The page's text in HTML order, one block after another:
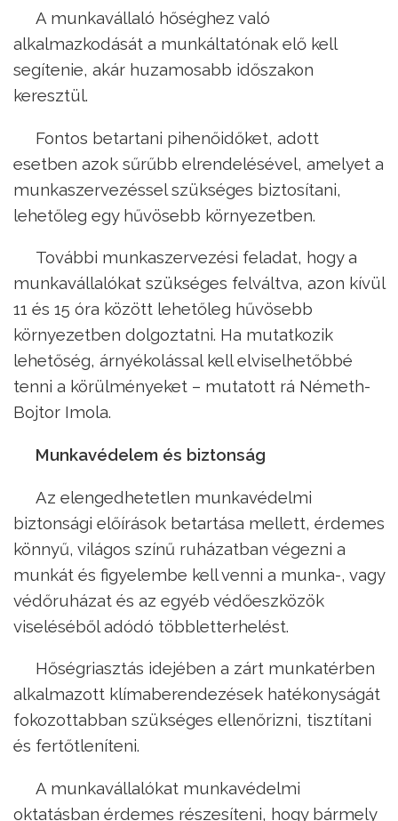
A munkavállaló hőséghez való
alkalmazkodását a munkáltatónak elő kell
segítenie, akár huzamosabb időszakon
keresztül.
Fontos betartani pihenőidőket, adott
esetben azok sűrűbb elrendelésével, amelyet a
munkaszervezéssel szükséges biztosítani,
lehetőleg egy hűvösebb környezetben.
További munkaszervezési feladat, hogy a
munkavállalókat szükséges felváltva, azon kívül
11 és 15 óra között lehetőleg hűvösebb
környezetben dolgoztatni. Ha mutatkozik
lehetőség, árnyékolással kell elviselhetőbbé
tenni a körülményeket – mutatott rá Németh-
Bojtor Imola.
Munkavédelem és biztonság
Az elengedhetetlen munkavédelmi
biztonsági előírások betartása mellett, érdemes
könnyű, világos színű ruházatban végezni a
munkát és figyelembe kell venni a munka-, vagy
védőruházat és az egyéb védőeszközök
viseléséből adódó többletterhelést.
Hőségriasztás idejében a zárt munkatérben
alkalmazott klímaberendezések hatékonyságát
fokozottabban szükséges ellenőrizni, tisztítani
és fertőtleníteni.
A munkavállalókat munkavédelmi
oktatásban érdemes részesíteni, hogy bármely